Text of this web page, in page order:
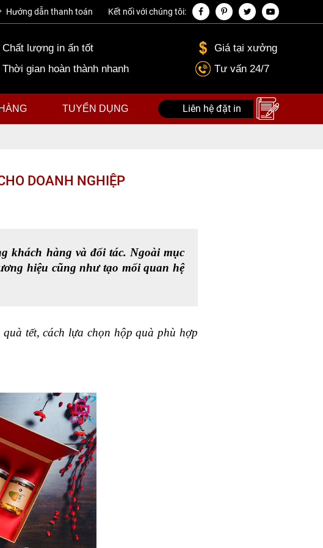
Kết nối với chúng tôi:
Hướng dẫn thanh toán
Chất lượng in ấn tốt
Giá tại xưởng
Thời gian hoàn thành nhanh
Tư vấn 24/7
TUYỂN DỤNG Liên hệ đặt in
DOANH NGHIỆP
khách hàng và đối tác. Ngoài mục
hiệu cũng như tạo mối quan hệ
tết, cách lựa chọn hộp quà phù hợp